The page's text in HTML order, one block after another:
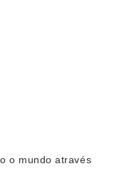
o mundo através